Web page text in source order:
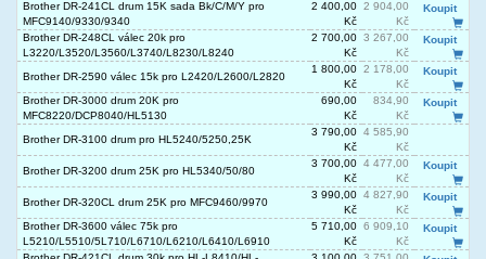
Brother DR-241CL drum 15K sada Bk/C/M/Y pro
MFC9140/9330/9340
2 400,00
Kč
2 904,00
Kč
Koupit
Brother DR-248CL válec 20k pro
L3220/L3520/L3560/L3740/L8230/L8240
2 700,00
Kč
3 267,00
Kč
Koupit
Brother DR-2590 válec 15k pro L2420/L2600/L2820
1 800,00
Kč
2 178,00
Kč
Koupit
Brother DR-3000 drum 20K pro
MFC8220/DCP8040/HL5130
690,00
Kč
834,90
Kč
Koupit
Brother DR-3100 drum pro HL5240/5250,25K
3 790,00
Kč
4 585,90
Kč
Brother DR-3200 drum 25K pro HL5340/50/80
3 700,00
Kč
4 477,00
Kč
Koupit
Brother DR-320CL drum 25K pro MFC9460/9970
3 990,00
Kč
4 827,90
Kč
Koupit
Brother DR-3600 válec 75k pro
L5210/L5510/5L710/L6710/L6210/L6410/L6910
5 710,00
Kč
6 909,10
Kč
Koupit